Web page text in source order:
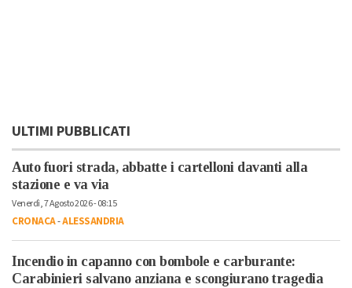
ULTIMI PUBBLICATI
Auto fuori strada, abbatte i cartelloni davanti alla
stazione e va via
Venerdì, 7 Agosto 2026 - 08:15
CRONACA-ALESSANDRIA
Incendio in capanno con bombole e carburante:
Carabinieri salvano anziana e scongiurano tragedia